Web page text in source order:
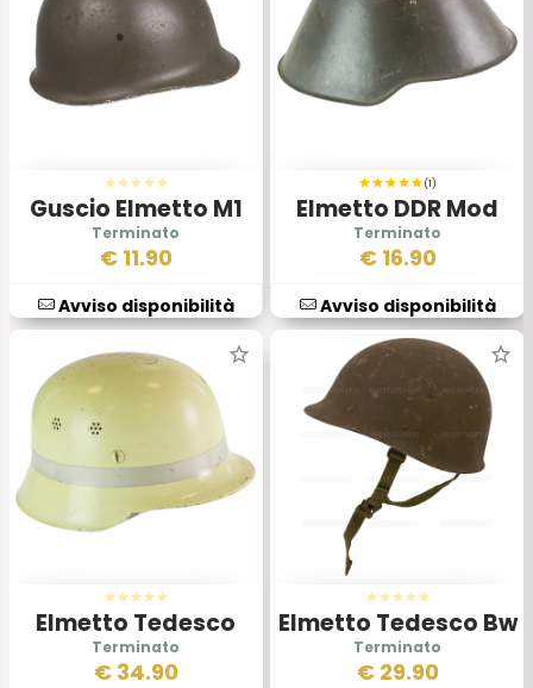
Guscio Elmetto M1
Esercito Tedesco
€ 11.90
Avviso disponibilità
(1)
Elmetto DDR Mod
1956 Esercito
Tedesco
€ 16.90
Avviso disponibilità
Elmetto Tedesco
Vigili del Fuoco
€ 34.90
Elmetto Tedesco Bw
€ 29.90